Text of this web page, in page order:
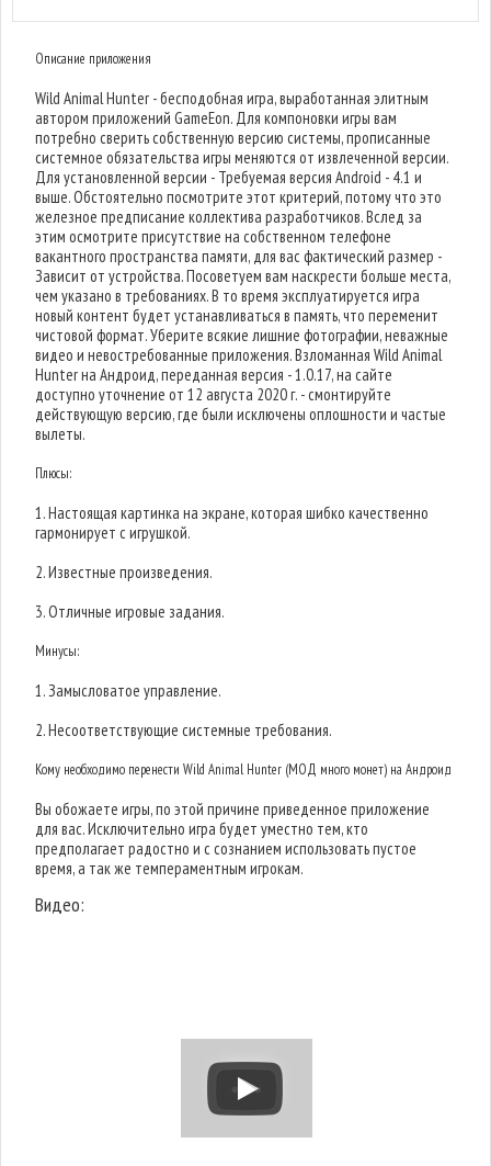
Описание приложения
Wild Animal Hunter - бесподобная игра, выработанная элитным
автором приложений GameEon. Для компоновки игры вам
потребно сверить собственную версию системы, прописанные
системное обязательства игры меняются от извлеченной версии.
Для установленной версии - Требуемая версия Android - 4.1 и
выше. Обстоятельно посмотрите этот критерий, потому что это
железное предписание коллектива разработчиков. Вслед за
этим осмотрите присутствие на собственном телефоне
вакантного пространства памяти, для вас фактический размер -
Зависит от устройства. Посоветуем вам наскрести больше места,
чем указано в требованиях. В то время эксплуатируется игра
новый контент будет устанавливаться в память, что переменит
чистовой формат. Уберите всякие лишние фотографии, неважные
видео и невостребованные приложения. Взломанная Wild Animal
Hunter на Андроид, переданная версия - 1.0.17, на сайте
доступно уточнение от 12 августа 2020 г. - смонтируйте
действующую версию, где были исключены оплошности и частые
вылеты.
Плюсы:
1. Настоящая картинка на экране, которая шибко качественно
гармонирует с игрушкой.
2. Известные произведения.
3. Отличные игровые задания.
Минусы:
1. Замысловатое управление.
2. Несоответствующие системные требования.
Кому необходимо перенести Wild Animal Hunter (МОД много монет) на Андроид
Вы обожаете игры, по этой причине приведенное приложение
для вас. Исключительно игра будет уместно тем, кто
предполагает радостно и с сознанием использовать пустое
время, а так же темпераментным игрокам.
Видео: